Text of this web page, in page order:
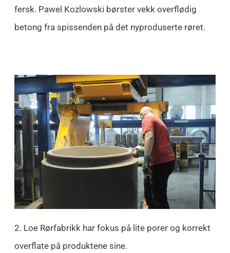
fersk. Pawel Kozlowski børster vekk overflødig
betong fra spissenden på det nyproduserte røret.
2. Loe Rørfabrikk har fokus på lite porer og korrekt
overflate på produktene sine.